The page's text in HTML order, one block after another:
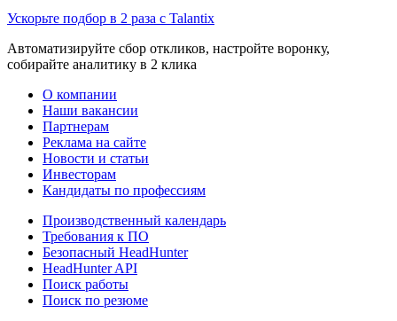
Ускорьте подбор в 2 раза с Talantix
Автоматизируйте сбор откликов, настройте воронку,
собирайте аналитику в 2 клика
О компании
Наши вакансии
Партнерам
Реклама на сайте
Новости и статьи
Инвесторам
Кандидаты по профессиям
Производственный календарь
Требования к ПО
Безопасный HeadHunter
HeadHunter API
Поиск работы
Поиск по резюме